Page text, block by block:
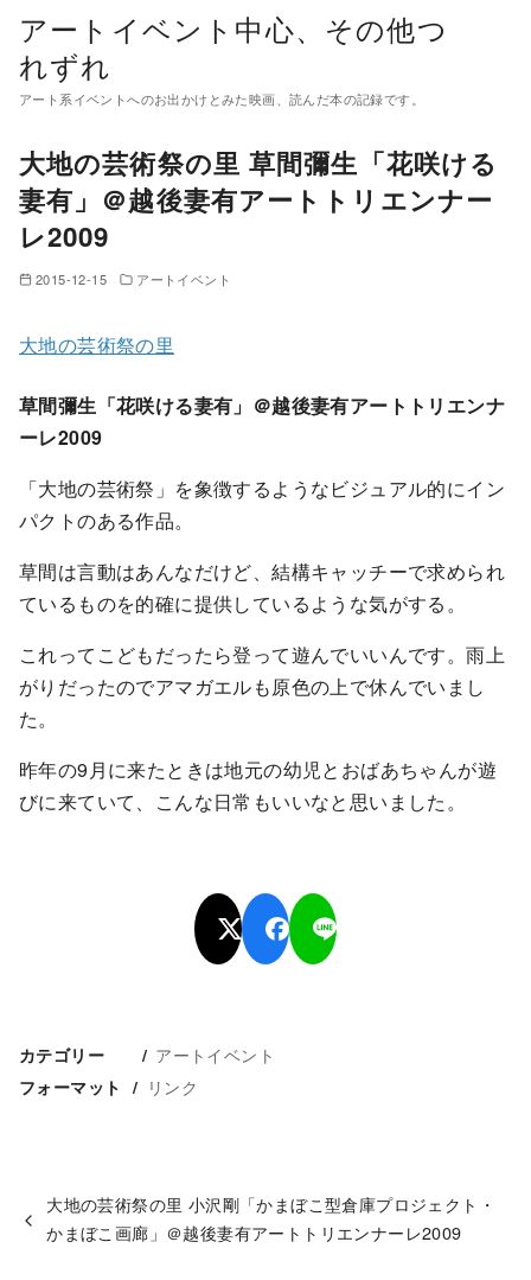
移
アートイベント中心、その他つ
れずれ
アート系イベントへのお出かけとみた映画、読んだ本の記録です。
大地の芸術祭の里 草間彌生「花咲ける
妻有」＠越後妻有アートトリエンナー
レ2009
2015-12-15 アートイベント
大地の芸術祭の里
草間彌生「花咲ける妻有」＠越後妻有アートトリエンナ
ーレ2009
「大地の芸術祭」を象徴するようなビジュアル的にイン
パクトのある作品。
草間は言動はあんなだけど、結構キャッチーで求められ
ているものを的確に提供しているような気がする。
これってこどもだったら登って遊んでいいんです。雨上
がりだったのでアマガエルも原色の上で休んでいまし
た。
昨年の9月に来たときは地元の幼児とおばあちゃんが遊
びに来ていて、こんな日常もいいなと思いました。
カテゴリー アートイベント
フォーマット リンク
大地の芸術祭の里 小沢剛「かまぼこ型倉庫プロジェクト・
かまぼこ画廊」＠越後妻有アートトリエンナーレ2009